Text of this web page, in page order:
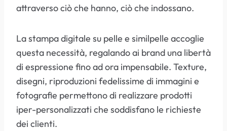
attraverso ciò che hanno, ciò che indossano.
La stampa digitale su pelle e similpelle accoglie
questa necessità, regalando ai brand una libertà
di espressione fino ad ora impensabile. Texture,
disegni, riproduzioni fedelissime di immagini e
fotografie permettono di realizzare prodotti
iper-personalizzati che soddisfano le richieste
dei clienti.